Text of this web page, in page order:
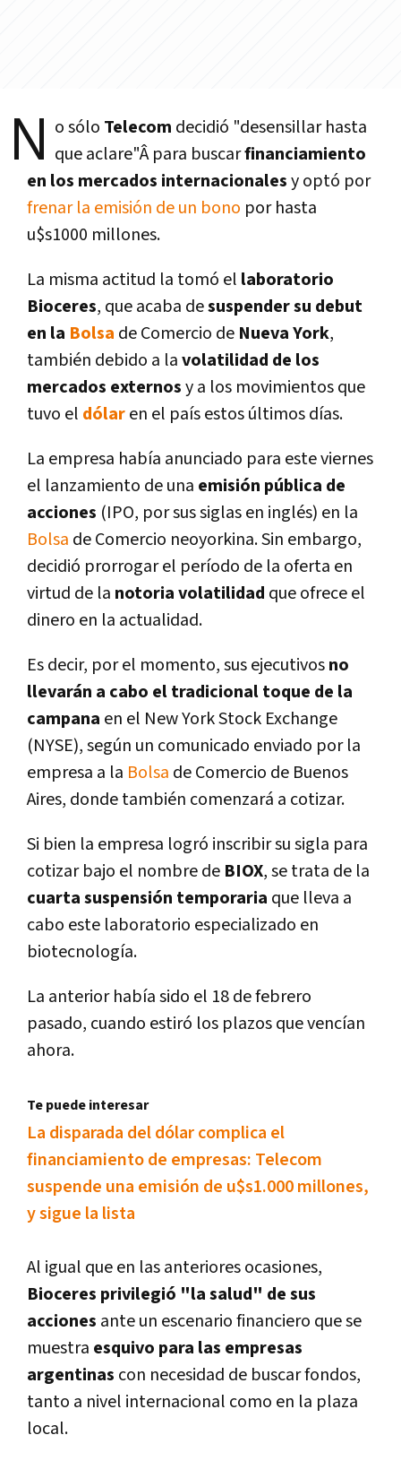
N o sólo Telecom decidió "desensillar hasta
que aclare"Â para buscarfinanciamiento
en los mercados internacionalesy optó por
frenar la emisión de un bono por hasta
u$s1000 millones.
La misma actitud la tomó el laboratorio
Bioceres, que acaba desuspender su debut
en la Bolsa de Comercio de Nueva York,
también debido a lavolatilidad de los
mercados externosy a los movimientos que
tuvo el dólaren el paí­s estos últimos dí­as.
La empresa habí­a anunciado para este viernes
el lanzamiento de una emisión pública de
acciones (IPO, por sus siglas en inglés) en la
Bolsa de Comercio neoyorkina. Sin embargo,
decidió prorrogar el perí­odo de la oferta en
virtud de la notoria volatilidad que ofrece el
dinero en la actualidad.
Es decir, por el momento, sus ejecutivosno
llevarán a cabo el tradicional toque de la
campana en el New York Stock Exchange
(NYSE), según un comunicado enviado por la
empresa a la Bolsa de Comercio de Buenos
Aires, donde también comenzará a cotizar.
Si bien la empresa logró inscribir su sigla para
cotizar bajo el nombre de BIOX, se trata de la
cuarta suspensión temporaria que lleva a
cabo este laboratorio especializado en
biotecnologí­a.
La anterior habí­a sido el 18 de febrero
pasado, cuando estiró los plazos que vencí­an
ahora.
Te puede interesar
La disparada del dólar complica el
financiamiento de empresas: Telecom
suspende una emisión de u$s1.000 millones,
y sigue la lista
Al igual que en las anteriores ocasiones,
Bioceres privilegió "la salud" de sus
acciones ante un escenario financiero que se
muestra esquivo para las empresas
argentinas con necesidad de buscar fondos,
tanto a nivel internacional como en la plaza
local.